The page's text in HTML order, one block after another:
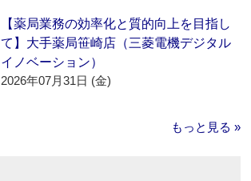
【薬局業務の効率化と質的向上を目指し
て】大手薬局笹崎店（三菱電機デジタル
イノベーション）
2026年07月31日 (金)
もっと見る »